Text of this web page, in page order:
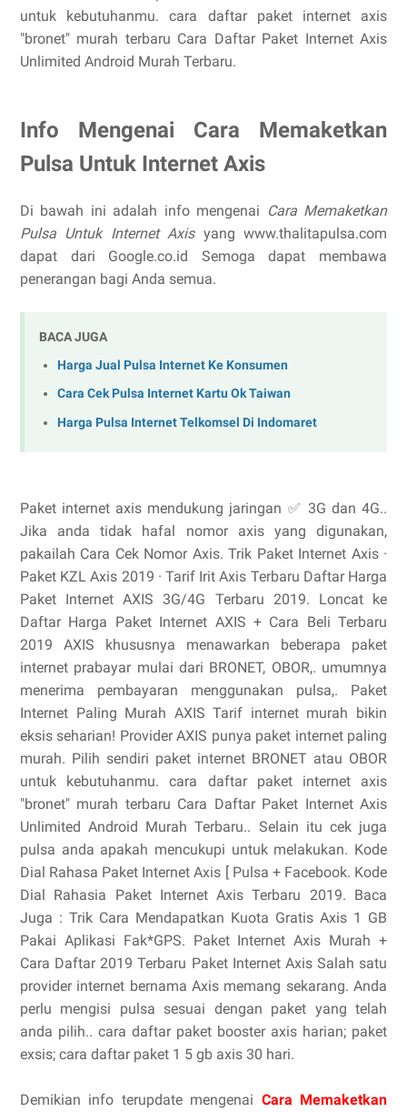
untuk kebutuhanmu. cara daftar paket internet axis
"bronet" murah terbaru Cara Daftar Paket Internet Axis
Unlimited Android Murah Terbaru.
Info Mengenai Cara Memaketkan
Pulsa Untuk Internet Axis
Di bawah ini adalah info mengenai Cara Memaketkan
Pulsa Untuk Internet Axis yang www.thalitapulsa.com
dapat dari Google.co.id Semoga dapat membawa
penerangan bagi Anda semua.
BACA JUGA
Harga Jual Pulsa Internet Ke Konsumen
Cara Cek Pulsa Internet Kartu Ok Taiwan
Harga Pulsa Internet Telkomsel Di Indomaret
Paket internet axis mendukung jaringan ✅ 3G dan 4G..
Jika anda tidak hafal nomor axis yang digunakan,
pakailah Cara Cek Nomor Axis. ‎Trik Paket Internet Axis ·
‎Paket KZL Axis 2019 · ‎Tarif Irit Axis Terbaru Daftar Harga
Paket Internet AXIS 3G/4G Terbaru 2019. Loncat ke
Daftar Harga Paket Internet AXIS + Cara Beli Terbaru
2019 AXIS khususnya menawarkan beberapa paket
internet prabayar mulai dari BRONET, OBOR,. umumnya
menerima pembayaran menggunakan pulsa,. Paket
Internet Paling Murah AXIS Tarif internet murah bikin
eksis seharian! Provider AXIS punya paket internet paling
murah. Pilih sendiri paket internet BRONET atau OBOR
untuk kebutuhanmu. cara daftar paket internet axis
"bronet" murah terbaru Cara Daftar Paket Internet Axis
Unlimited Android Murah Terbaru.. Selain itu cek juga
pulsa anda apakah mencukupi untuk melakukan. Kode
Dial Rahasa Paket Internet Axis [ Pulsa + Facebook. Kode
Dial Rahasia Paket Internet Axis Terbaru 2019. Baca
Juga : Trik Cara Mendapatkan Kuota Gratis Axis 1 GB
Pakai Aplikasi Fak*GPS. Paket Internet Axis Murah +
Cara Daftar 2019 Terbaru Paket Internet Axis Salah satu
provider internet bernama Axis memang sekarang. Anda
perlu mengisi pulsa sesuai dengan paket yang telah
anda pilih.. cara daftar paket booster axis harian; paket
exsis; cara daftar paket 1 5 gb axis 30 hari.
Demikian info terupdate mengenai Cara Memaketkan